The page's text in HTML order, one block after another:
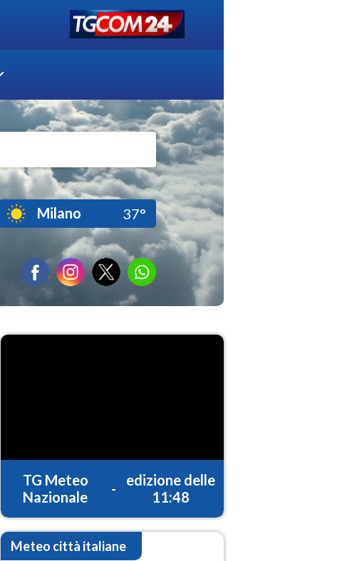
Milano 37°
TG Meteo
Nazionale
-
edizione delle
11:48
Meteo città italiane